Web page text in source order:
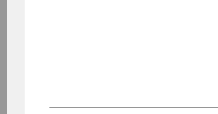
Our goal is to make sure it is
and em­ployees to study and
in per­son. The­re­fo­re, WU
re suf­fi­ci­ent va­c­ci­na­ti­on